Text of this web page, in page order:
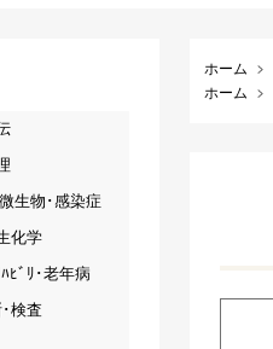
ホーム
ホーム
生物･感染症
化学
ﾋﾞﾘ･老年病
検査